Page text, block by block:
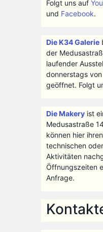
Folgt uns auf
und Facebook.
Die K34 Galerie
der
laufender
donnerstags
geöffnet. Folgt
Die Makeryist
Medusastraße
können hier
technischen
Aktivitäten
Öffnungszeiten
Anfrage.